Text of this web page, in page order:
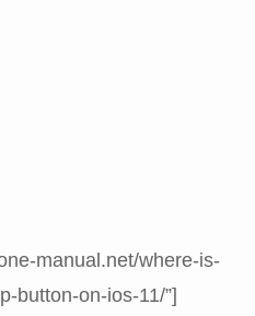
manual.net/where-is-
button-on-ios-11/”]